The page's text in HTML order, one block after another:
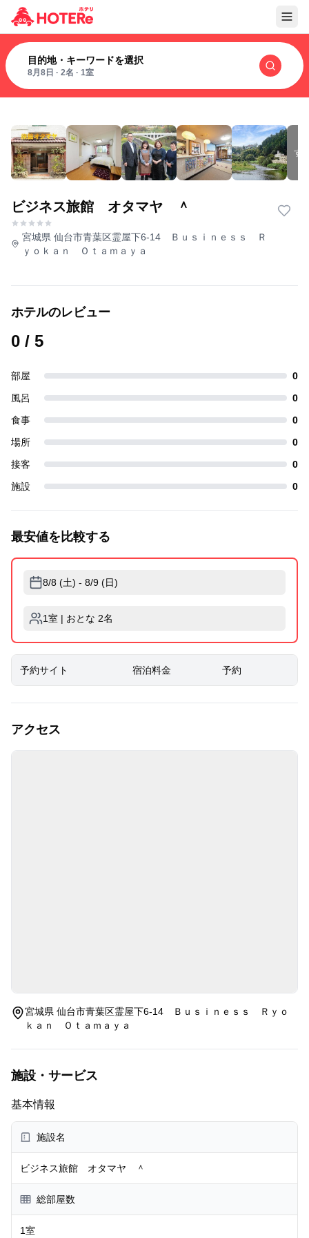
目的地・キーワードを選択
8月8日 · 2名 · 1室
す
ビジネス旅館 オタマヤ ＾
宮城県 仙台市青葉区霊屋下6-14 Ｂｕｓｉｎｅｓｓ Ｒ
ｙｏｋａｎ Ｏｔａｍａｙａ
ホテルのレビュー
0 / 5
部屋
0
風呂
0
食事
0
場所
0
接客
0
施設
0
最安値を比較する
8/8 (土) - 8/9 (日)
1室 | おとな 2名
予約サイト 宿泊料金 予約
アクセス
宮城県 仙台市青葉区霊屋下6-14 Ｂｕｓｉｎｅｓｓ Ｒｙｏ
ｋａｎ Ｏｔａｍａｙａ
施設・サービス
基本情報
施設名
ビジネス旅館 オタマヤ ＾
総部屋数
1室